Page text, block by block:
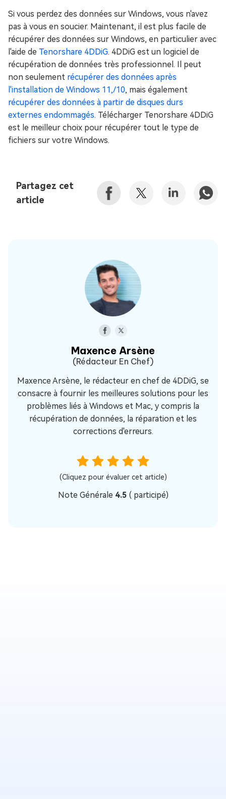
Si vous perdez des données sur Windows, vous n'avez
pas à vous en soucier. Maintenant, il est plus facile de
récupérer des données sur Windows, en particulier avec
l'aide de Tenorshare 4DDiG. 4DDiG est un logiciel de
récupération de données très professionnel. Il peut
non seulement récupérer des données après
l'installation de Windows 11,/10, mais également
récupérer des données à partir de disques durs
externes endommagés. Télécharger Tenorshare 4DDiG
est le meilleur choix pour récupérer tout le type de
fichiers sur votre Windows.
Partagez cet
article
Maxence Arsène
(Rédacteur En Chef)
Maxence Arsène, le rédacteur en chef de 4DDiG, se
consacre à fournir les meilleures solutions pour les
problèmes liés à Windows et Mac, y compris la
récupération de données, la réparation et les
corrections d'erreurs.
(Cliquez pour évaluer cet article)
Note Générale 4.5 (participé)